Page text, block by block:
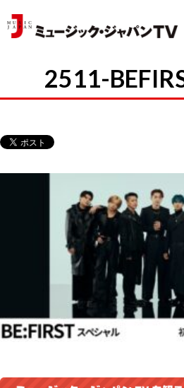
2511-